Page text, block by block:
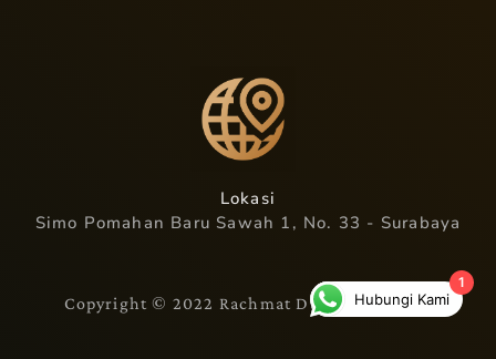
Lokasi
Simo Pomahan Baru Sawah 1, No. 33 - Surabaya
Copyright © 2022 Rachmat Dani, S.H., M.H.
1
Hubungi Kami